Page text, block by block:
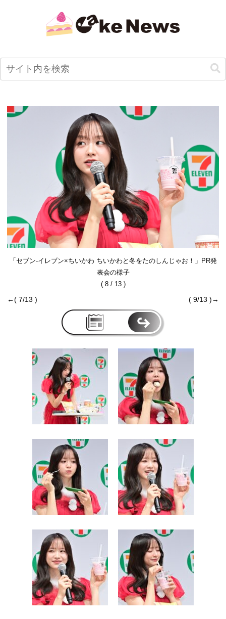
「セブン‐イレブン×ちいかわ ちいかわと冬をたのしんじゃお！」PR発
表会の様子
( 8 / 13 )
←( 7/13 ) ( 9/13 )→